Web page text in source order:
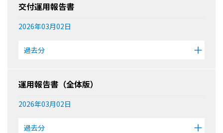
交付運用報告書
2026年03月02日
過去分
運用報告書（全体版）
2026年03月02日
過去分